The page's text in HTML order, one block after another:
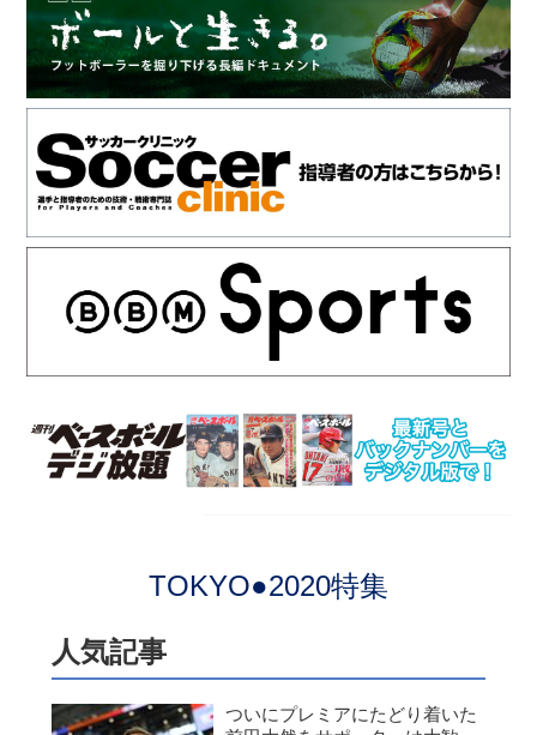
TOKYO●2020特集
人気記事
ついにプレミアにたどり着いた